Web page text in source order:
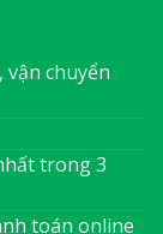
chuyển
trong 3
toán online